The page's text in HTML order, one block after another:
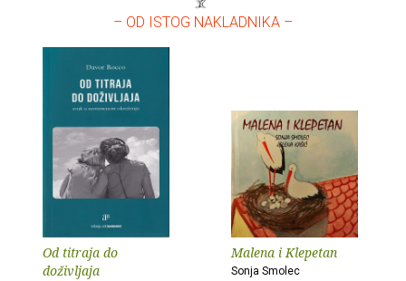
– OD ISTOG NAKLADNIKA –
Od titraja do
doživljaja
Malena i Klepetan
Sonja Smolec